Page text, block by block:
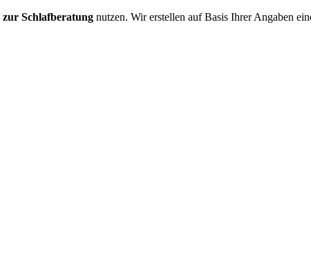
zur Schlafberatung nutzen. Wir erstellen auf Basis Ihrer Angaben